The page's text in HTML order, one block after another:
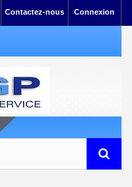
Connexion
Contactez-nous